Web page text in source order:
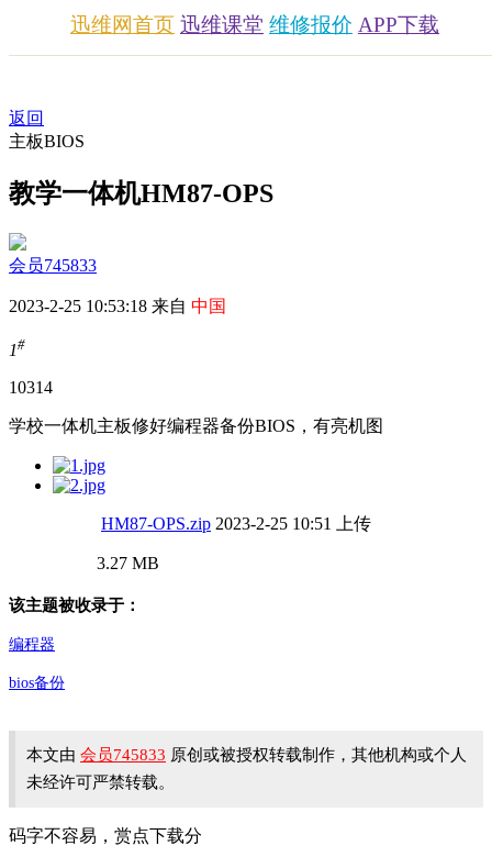
迅维网首页 迅维课堂 维修报价 APP下载
返回
主板BIOS
教学一体机HM87-OPS
会员745833
2023-2-25 10:53:18 来自 中国
1#
10314
学校一体机主板修好编程器备份BIOS，有亮机图
HM87-OPS.zip 2023-2-25 10:51 上传
3.27 MB
该主题被收录于：
编程器
bios备份
本文由 会员745833 原创或被授权转载制作，其他机构或个人
未经许可严禁转载。
码字不容易，赏点下载分